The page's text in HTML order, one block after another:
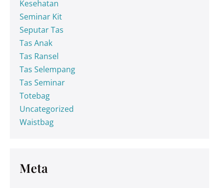
Kesehatan
Seminar Kit
Seputar Tas
Tas Anak
Tas Ransel
Tas Selempang
Tas Seminar
Totebag
Uncategorized
Waistbag
Meta